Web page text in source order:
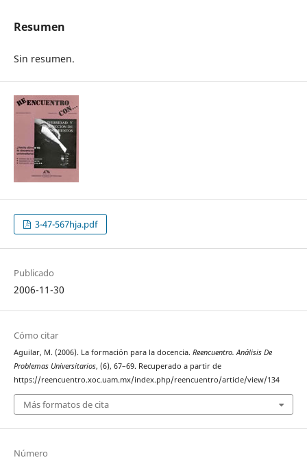
Resumen
Sin resumen.
3-47-567hja.pdf
Publicado
2006-11-30
Cómo citar
Aguilar, M. (2006). La formación para la docencia. Reencuentro. Análisis De
Problemas Universitarios, (6), 67–69. Recuperado a partir de
https://reencuentro.xoc.uam.mx/index.php/reencuentro/article/view/134
Más formatos de cita
Número